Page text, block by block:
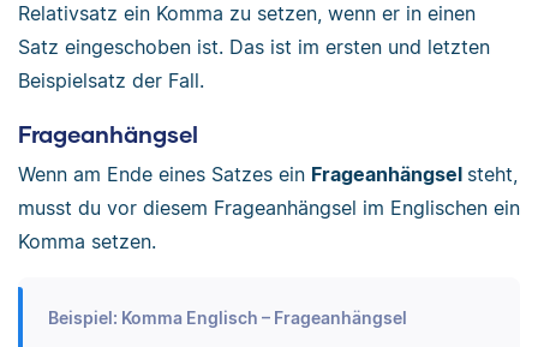
Relativsatz ein Komma zu setzen, wenn er in einen
Satz eingeschoben ist. Das ist im ersten und letzten
Beispielsatz der Fall.
Frageanhängsel
Wenn am Ende eines Satzes ein Frageanhängsel steht,
musst du vor diesem Frageanhängsel im Englischen ein
Komma setzen.
Beispiel: Komma Englisch – Frageanhängsel